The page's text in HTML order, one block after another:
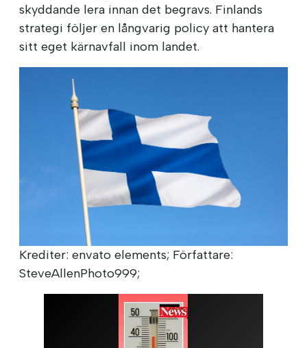
skyddande lera innan det begravs. Finlands
strategi följer en långvarig policy att hantera
sitt eget kärnavfall inom landet.
Krediter: envato elements; Författare:
SteveAllenPhoto999;